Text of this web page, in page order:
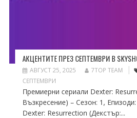
АКЦЕНТИТЕ ПРЕЗ СЕПТЕМВРИ В
АВГУСТ 25, 2025 7TOP TEAM
СЕПТЕМВРИ
Премиерни сериали Dexter:
Възкресение) – Сезон: 1,
Dexter: Resurrection (Декстър:...